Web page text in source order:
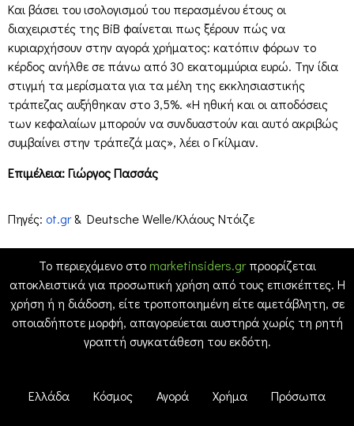
Και βάσει του ισολογισμού του περασμένου έτους οι
διαχειριστές της BiB φαίνεται πως ξέρουν πώς να
κυριαρχήσουν στην αγορά χρήματος: κατόπιν φόρων το
κέρδος ανήλθε σε πάνω από 30 εκατομμύρια ευρώ. Την ίδια
στιγμή τα μερίσματα για τα μέλη της εκκλησιαστικής
τράπεζας αυξήθηκαν στο 3,5%. «Η ηθική και οι αποδόσεις
των κεφαλαίων μπορούν να συνδυαστούν και αυτό ακριβώς
συμβαίνει στην τράπεζά μας», λέει ο Γκίλμαν.
Επιμέλεια: Γιώργος Πασσάς
Πηγές: ot.gr& Deutsche Welle/Κλάους Ντόιζε
Το περιεχόμενο στοmarketinsiders.grπροορίζεται
αποκλειστικά για προσωπική χρήση από τους επισκέπτες. Η
χρήση ή η διάδοση, είτε τροποποιημένη είτε αμετάβλητη, σε
οποιαδήποτε μορφή, απαγορεύεται αυστηρά χωρίς τη ρητή
γραπτή συγκατάθεση του εκδότη.
Ελλάδα Κόσμος Αγορά Χρήμα Πρόσωπα